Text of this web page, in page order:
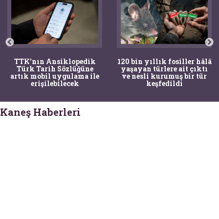
TTK'nın Ansiklopedik
Türk Tarih Sözlüğüne
artık mobil uygulama ile
erişilebilecek
120 bin yıllık fosiller hâlâ
yaşayan türlere ait çıktı
ve nesli kurumuş bir tür
keşfedildi
Kaneş Haberleri